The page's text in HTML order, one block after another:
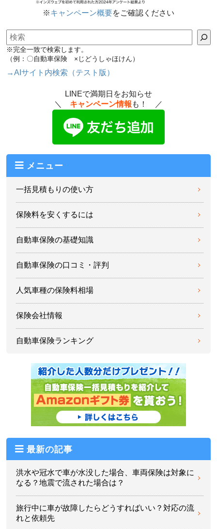
※キャンペーン概要をご確認ください
検索
※完全一致で検索します。
（例：〇自動車保険 ×じどうしゃほけん）
→AIサイト内検索（テスト版）
LINEで満期日をお知らせ
＼ キャンペーン情報 も！ ／
メニュー
一括見積もりの使い方
保険料を安くするには
自動車保険の基礎知識
自動車保険の口コミ・評判
人気車種の保険料相場
保険会社情報
自動車保険ランキング
最新の記事
洪水や冠水で車が水没した場合、車両保険は対象に
なる？地震で流された場合は？
旅行中に車が故障したらどうすればいい？対応の流
れと依頼先